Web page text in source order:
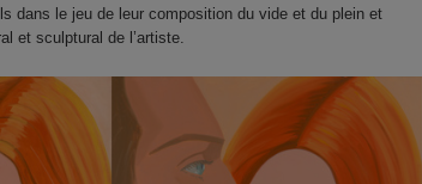
dans le jeu de leur composition du vide et du plein et
et sculptural de l’artiste.